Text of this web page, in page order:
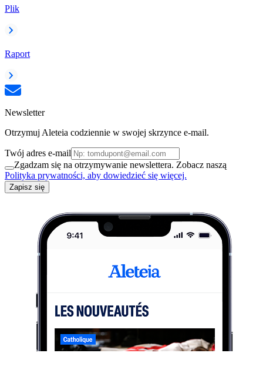
Plik
Raport
Newsletter
Otrzymuj Aleteia codziennie w swojej skrzynce e-mail.
Twój adres e-mail
Zgadzam się na otrzymywanie newslettera. Zobacz naszą
Polityka prywatności, aby dowiedzieć się więcej.
Zapisz się